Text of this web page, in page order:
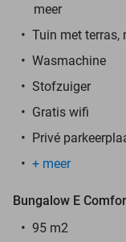
meer
Tuin met terras,
Wasmachine
Stofzuiger
Gratis wifi
Privé
+ meer
Bungalow E
95 m2